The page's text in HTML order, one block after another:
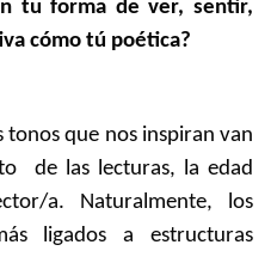
tu forma de ver, sentir,
cómo tú poética?
tonos que nos inspiran van
de las lecturas, la edad
a. Naturalmente, los
ligados a estructuras